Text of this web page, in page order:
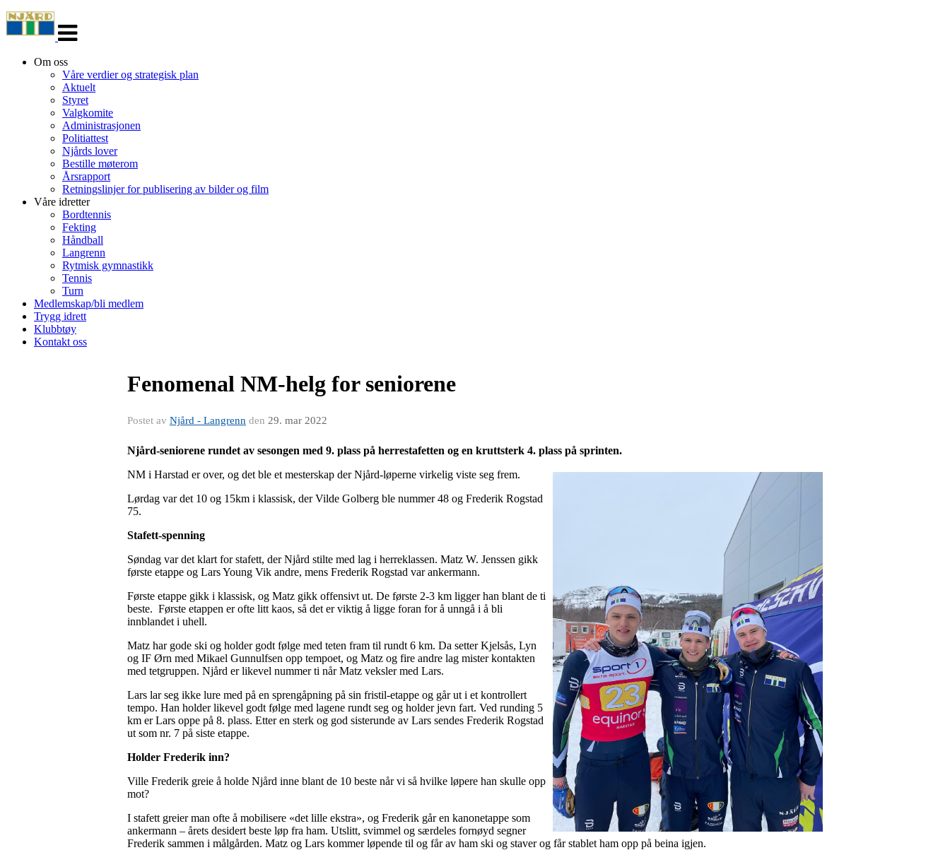
navigasjon
Om oss
Våre verdier og strategisk plan
Aktuelt
Styret
Valgkomite
Administrasjonen
Politiattest
Njårds lover
Bestille møterom
Årsrapport
Retningslinjer for publisering av bilder og film
Våre idretter
Bordtennis
Fekting
Håndball
Langrenn
Rytmisk gymnastikk
Tennis
Turn
Medlemskap/bli medlem
Trygg idrett
Klubbtøy
Kontakt oss
Fenomenal NM-helg for seniorene
Postet av Njård - Langrenn den 29. mar 2022
Njård-seniorene rundet av sesongen med 9. plass på herrestafetten og en kruttsterk 4. plass på sprinten.
NM i Harstad er over, og det ble et mesterskap der Njård-løperne virkelig viste seg frem.
Lørdag var det 10 og 15km i klassisk, der Vilde Golberg ble nummer 48 og Frederik Rogstad
75.
Stafett-spenning
Søndag var det klart for stafett, der Njård stilte med lag i herreklassen. Matz W. Jenssen gikk
første etappe og Lars Young Vik andre, mens Frederik Rogstad var ankermann.
Første etappe gikk i klassisk, og Matz gikk offensivt ut. De første 2­‑3 km ligger han blant de ti
beste. Første etappen er ofte litt kaos, så det er viktig å ligge foran for å unngå i å bli
innblandet i uhell.
Matz har gode ski og holder godt følge med teten fram til rundt 6 km. Da setter Kjelsås, Lyn
og IF Ørn med Mikael Gunnulfsen opp tempoet, og Matz og fire andre lag mister kontakten
med tetgruppen. Njård er likevel nummer ti når Matz veksler med Lars.
Lars lar seg ikke lure med på en sprengåpning på sin fristil-etappe og går ut i et kontrollert
tempo. Han holder likevel godt følge med lagene rundt seg og holder jevn fart. Ved runding 5
km er Lars oppe på 8. plass. Etter en sterk og god sisterunde av Lars sendes Frederik Rogstad
ut som nr. 7 på siste etappe.
Holder Frederik inn?
Ville Frederik greie å holde Njård inne blant de 10 beste når vi så hvilke løpere han skulle opp
mot?
I stafett greier man ofte å mobilisere «det lille ekstra», og Frederik går en kanonetappe som
ankermann – årets desidert beste løp fra ham. Utslitt, svimmel og særdeles fornøyd segner
Frederik sammen i målgården. Matz og Lars kommer løpende til og får av ham ski og staver og får stablet ham opp på beina igjen.